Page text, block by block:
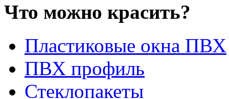
Что можно красить?
Пластиковые окна ПВХ
ПВХ профиль
Стеклопакеты